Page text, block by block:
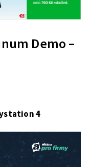
Demo –
4